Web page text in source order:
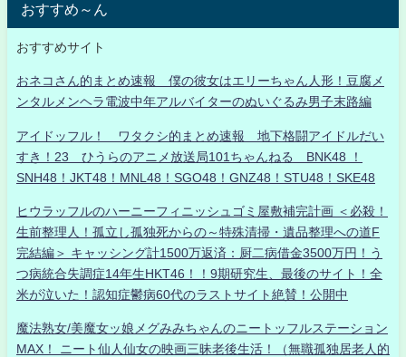
おすすめ～ん
おすすめサイト
おネコさん的まとめ速報 僕の彼女はエリーちゃん人形！豆腐メ
ンタルメンヘラ電波中年アルバイターのぬいぐるみ男子末路編
アイドッフル！ ワタクシ的まとめ速報 地下格闘アイドルだい
すき！23 ひうらのアニメ放送局101ちゃんねる BNK48 ！
SNH48！JKT48！MNL48！SGO48！GNZ48！STU48！SKE48
ヒウラッフルのハーニーフィニッシュゴミ屋敷補完計画 ＜必殺！
生前整理人！孤立し孤独死からの～特殊清掃・遺品整理への道F
完結編＞ キャッシング計1500万返済：厨二病借金3500万円！う
つ病統合失調症14年生HKT46！！9期研究生、最後のサイト！全
米が泣いた！認知症鬱病60代のラストサイト絶賛！公開中
魔法熟女/美魔女ッ娘メグみみちゃんのニートッフルステーション
MAX！ ニート仙人仙女の映画三昧老後生活！（無職孤独居老人的